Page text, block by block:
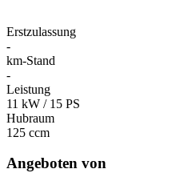
Erstzulassung
-
km-Stand
-
Leistung
11 kW / 15 PS
Hubraum
125 ccm
Angeboten von